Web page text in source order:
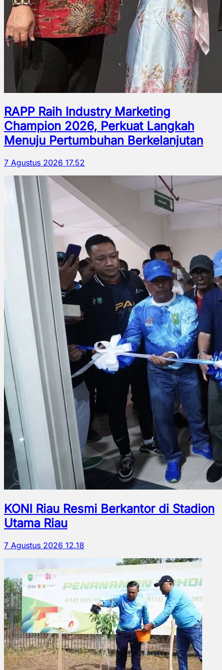
RAPP Raih Industry Marketing
Champion 2026, Perkuat Langkah
Menuju Pertumbuhan Berkelanjutan
7 Agustus 2026 17.52
KONI Riau Resmi Berkantor di Stadion
Utama Riau
7 Agustus 2026 12.18